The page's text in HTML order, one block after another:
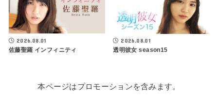
2026.08.01
佐藤聖羅 インフィニティ
2026.08.01
透明彼女 season15
本ページはプロモーションを含みます。